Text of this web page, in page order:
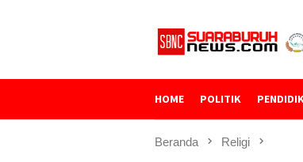
HOME POLITIK
Beranda Religi